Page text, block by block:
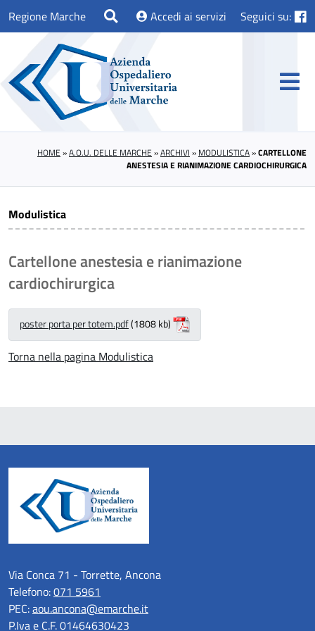
Regione Marche Accedi ai servizi Seguici su:
HOME »A.O.U. DELLE MARCHE »ARCHIVI » MODULISTICA»CARTELLONE
ANESTESIA E RIANIMAZIONE CARDIOCHIRURGICA
Modulistica
Cartellone anestesia e rianimazione
cardiochirurgica
poster porta per totem.pdf(1808 kb)
Torna nella pagina Modulistica
Via Conca 71 - Torrette, Ancona
Telefono:071 5961
PEC:aou.ancona@emarche.it
P.Iva e C.F. 01464630423